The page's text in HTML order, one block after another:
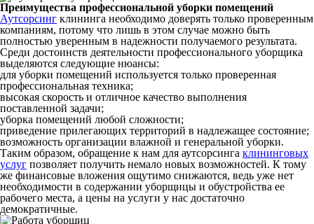
Преимущества профессиональной уборки помещений
Аутсорсинг клининга необходимо доверять только проверенным
компаниям, потому что лишь в этом случае можно быть
полностью уверенным в надежности получаемого результата.
Среди достоинств деятельности профессионального уборщика
выделяются следующие нюансы:
для уборки помещений используется только проверенная
профессиональная техника;
высокая скорость и отличное качество выполнения
поставленной задачи;
уборка помещений любой сложности;
приведение прилегающих территорий в надлежащее состояние;
возможность организации влажной и генеральной уборки.
Таким образом, обращение к нам для аутсорсинга клининговых
услуг позволяет получить немало новых возможностей. К тому
же финансовые вложения ощутимо снижаются, ведь уже нет
необходимости в содержании уборщицы и обустройства ее
рабочего места, а цены на услуги у нас достаточно
демократичные.